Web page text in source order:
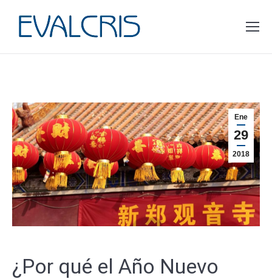
Ene
29
2018
¿Por qué el Año Nuevo